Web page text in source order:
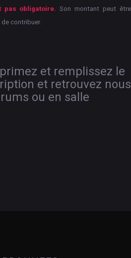
pas obligatoire.Son montant peut être
contribuer.
et remplissez le
et retrouvez nous
ou en salle